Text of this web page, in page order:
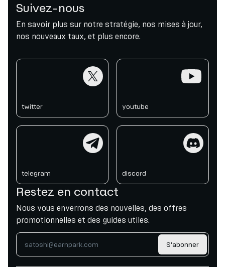
Suivez-nous
En savoir plus sur notre stratégie, nos mises à jour,
nos nouveaux taux, et plus encore.
twitter youtube
telegram discord
Restez en contact
Nous vous enverrons des nouvelles, des offres
promotionnelles et des guides utiles.
S'abonner